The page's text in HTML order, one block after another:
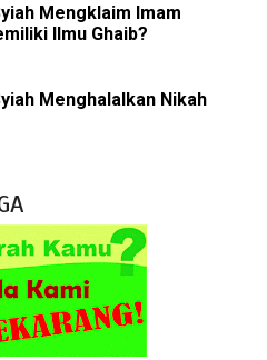
Mengklaim Imam
Ilmu Ghaib?
Menghalalkan Nikah